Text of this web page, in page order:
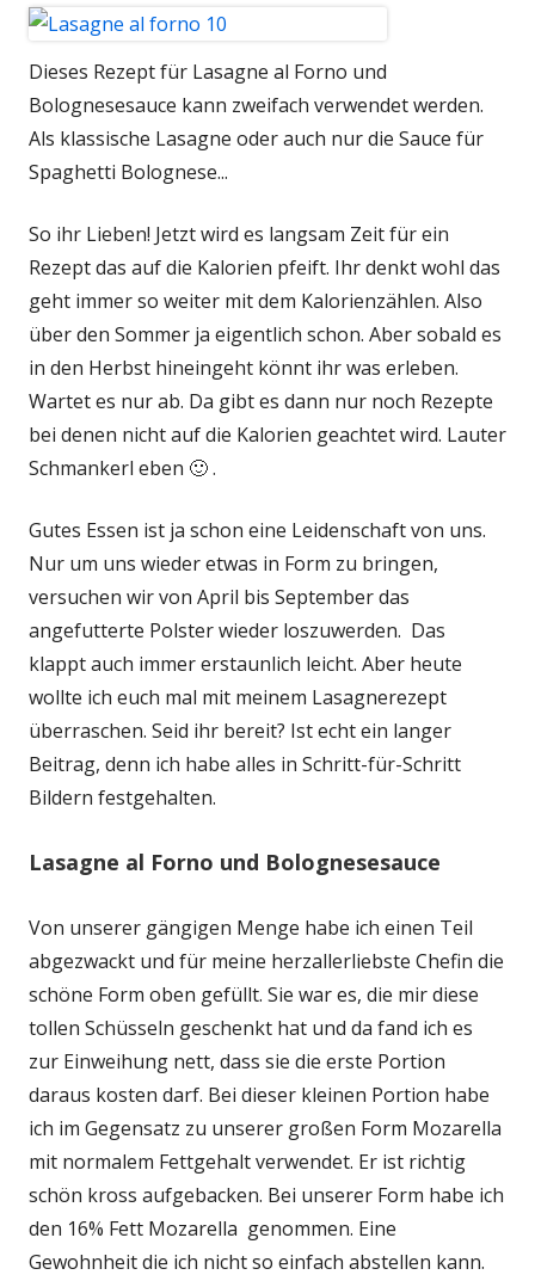
Dieses Rezept für Lasagne al Forno und
Bolognesesauce kann zweifach verwendet werden.
Als klassische Lasagne oder auch nur die Sauce für
Spaghetti Bolognese...
So ihr Lieben! Jetzt wird es langsam Zeit für ein
Rezept das auf die Kalorien pfeift. Ihr denkt wohl das
geht immer so weiter mit dem Kalorienzählen. Also
über den Sommer ja eigentlich schon. Aber sobald es
in den Herbst hineingeht könnt ihr was erleben.
Wartet es nur ab. Da gibt es dann nur noch Rezepte
bei denen nicht auf die Kalorien geachtet wird. Lauter
Schmankerl eben 🙂 .
Gutes Essen ist ja schon eine Leidenschaft von uns.
Nur um uns wieder etwas in Form zu bringen,
versuchen wir von April bis September das
angefutterte Polster wieder loszuwerden. Das
klappt auch immer erstaunlich leicht. Aber heute
wollte ich euch mal mit meinem Lasagnerezept
überraschen. Seid ihr bereit? Ist echt ein langer
Beitrag, denn ich habe alles in Schritt-für-Schritt
Bildern festgehalten.
Lasagne al Forno und Bolognesesauce
Von unserer gängigen Menge habe ich einen Teil
abgezwackt und für meine herzallerliebste Chefin die
schöne Form oben gefüllt. Sie war es, die mir diese
tollen Schüsseln geschenkt hat und da fand ich es
zur Einweihung nett, dass sie die erste Portion
daraus kosten darf. Bei dieser kleinen Portion habe
ich im Gegensatz zu unserer großen Form Mozarella
mit normalem Fettgehalt verwendet. Er ist richtig
schön kross aufgebacken. Bei unserer Form habe ich
den 16% Fett Mozarella genommen. Eine
Gewohnheit die ich nicht so einfach abstellen kann.